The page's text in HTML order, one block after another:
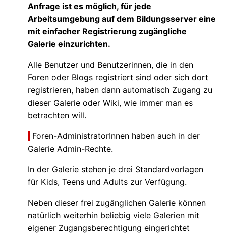
Anfrage ist es möglich, für jede
Arbeitsumgebung auf dem Bildungsserver eine
mit einfacher Registrierung zugängliche
Galerie einzurichten.
Alle Benutzer und Benutzerinnen, die in den
Foren oder Blogs registriert sind oder sich dort
registrieren, haben dann automatisch Zugang zu
dieser Galerie oder Wiki, wie immer man es
betrachten will.
Foren-AdministratorInnen haben auch in der
Galerie Admin-Rechte.
In der Galerie stehen je drei Standardvorlagen
für Kids, Teens und Adults zur Verfügung.
Neben dieser frei zugänglichen Galerie können
natürlich weiterhin beliebig viele Galerien mit
eigener Zugangsberechtigung eingerichtet